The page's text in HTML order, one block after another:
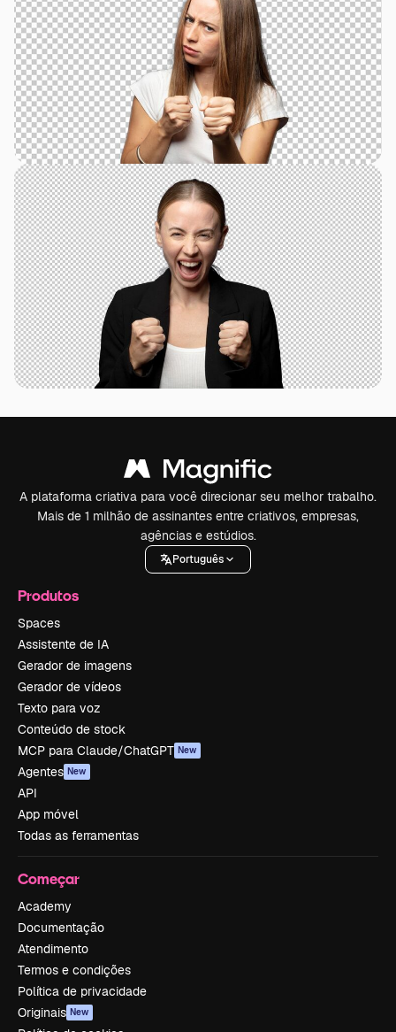
A plataforma criativa para você direcionar seu melhor trabalho.
Mais de 1 milhão de assinantes entre criativos, empresas,
agências e estúdios.
Português
Produtos
Spaces
Assistente de IA
Gerador de imagens
Gerador de vídeos
Texto para voz
Conteúdo de stock
MCP para Claude/ChatGPT New
Agentes New
API
App móvel
Todas as ferramentas
Começar
Academy
Documentação
Atendimento
Termos e condições
Política de privacidade
Originais New